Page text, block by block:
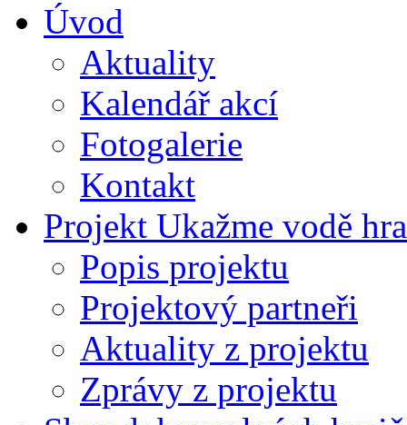
Úvod
Aktuality
Kalendář akcí
Fotogalerie
Kontakt
Projekt Ukažme vodě
Popis projektu
Projektový partneři
Aktuality z projektu
Zprávy z projektu